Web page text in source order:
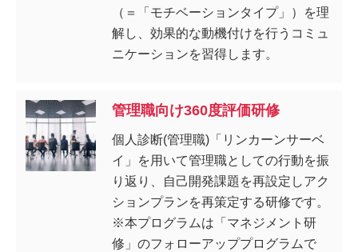
（＝「モチベーションタイプ」）を理
解し、効果的な動機付けを行うコミュ
ニケーションを習得します。
管理職向け360度評価研修
個人診断(管理職)「リンカーンサーベ
イ」を用いて管理職としての行動を振
り返り、自己開発課題を再設定しアク
ションプランを再策定する研修です。
※本プログラムは「マネジメント研
修」のフォローアッププログラムで